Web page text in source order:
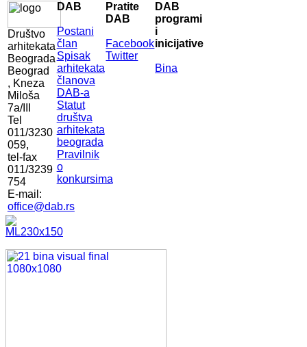
Društvo
arhitekata
Beograda
Beograd
, Kneza
Miloša
7a/III
Tel
011/3230
059,
tel-fax
011/3239
754
E-mail:
office@dab.rs
DAB
Postani
član
Spisak
arhitekata
članova
DAB-a
Statut
društva
arhitekata
beograda
Pravilnik
o
konkursima
Pratite
DAB
Facebook
Twitter
DAB
programi
i
inicijative
Bina